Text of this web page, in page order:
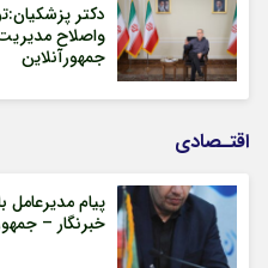
دکتر
واصلاح
جمهورآنلاین
اقتـصادی
پیام مدیرعامل
خبرنگار –